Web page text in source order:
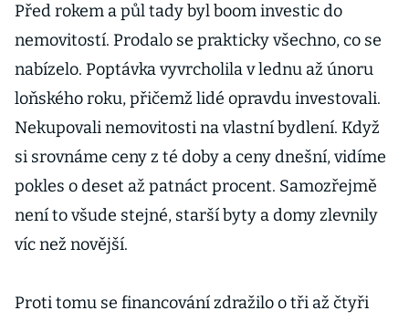
Před rokem a půl tady byl boom investic do
nemovitostí. Prodalo se prakticky všechno, co se
nabízelo. Poptávka vyvrcholila v lednu až únoru
loňského roku, přičemž lidé opravdu investovali.
Nekupovali nemovitosti na vlastní bydlení. Když
si srovnáme ceny z té doby a ceny dnešní, vidíme
pokles o deset až patnáct procent. Samozřejmě
není to všude stejné, starší byty a domy zlevnily
víc než novější.
Proti tomu se financování zdražilo o tři až čtyři